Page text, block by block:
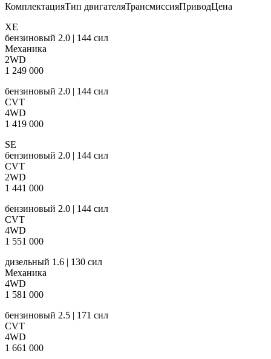
КомплектацияТип двигателяТрансмиссияПриводЦена
XE
бензиновый 2.0 | 144 сил
Механика
2WD
1 249 000
бензиновый 2.0 | 144 сил
CVT
4WD
1 419 000
SE
бензиновый 2.0 | 144 сил
CVT
2WD
1 441 000
бензиновый 2.0 | 144 сил
CVT
4WD
1 551 000
дизельный 1.6 | 130 сил
Механика
4WD
1 581 000
бензиновый 2.5 | 171 сил
CVT
4WD
1 661 000